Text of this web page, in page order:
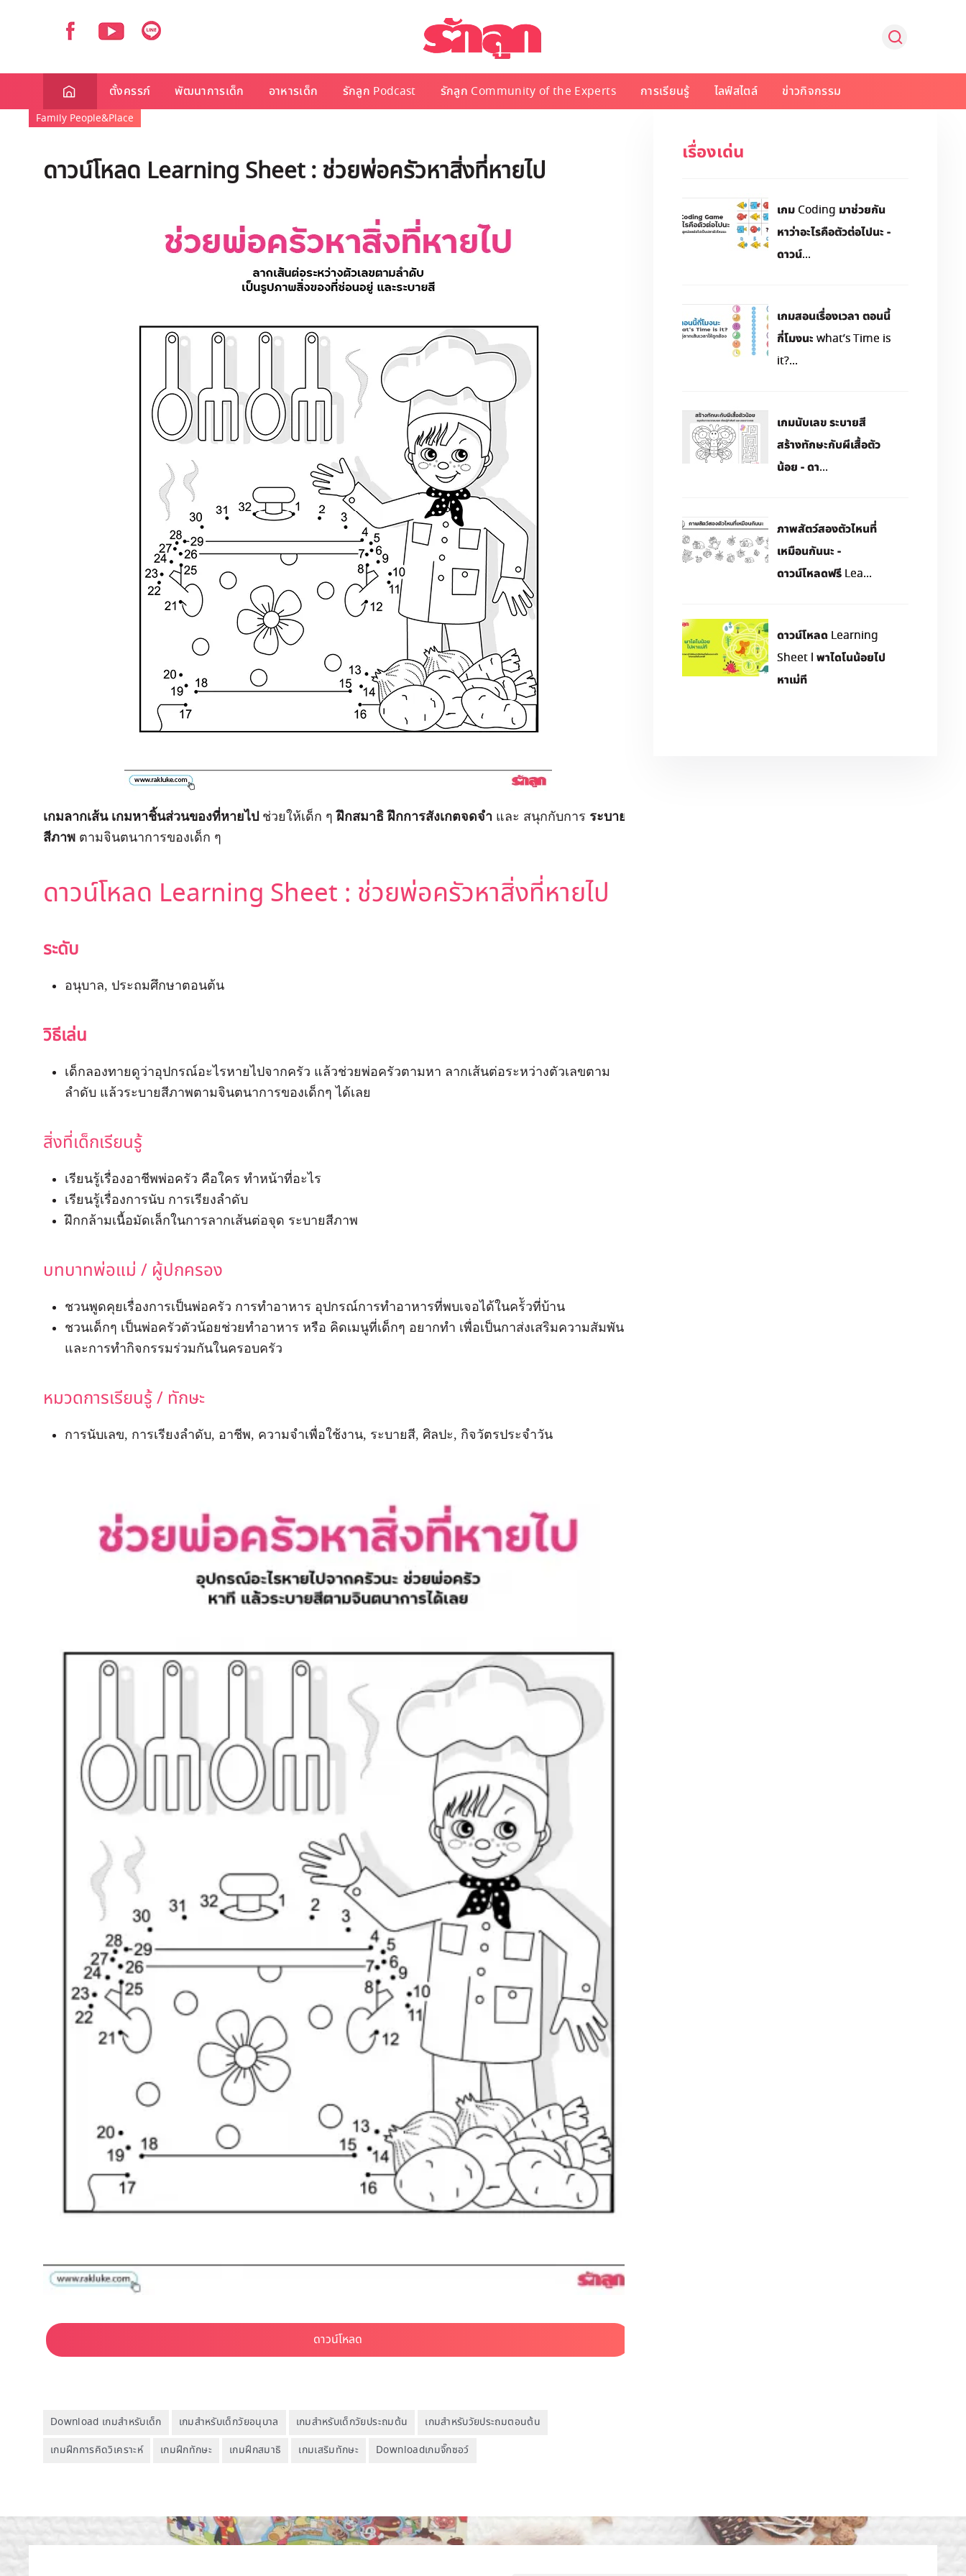
ตั้งครรภ์ พัฒนาการเด็ก อาหารเด็ก รักลูก Podcast รักลูก Community of the Experts การเรียนรู้ ไลฟ์สไตล์ ข่าวกิจกรรม
Family People&Place
ดาวน์โหลด Learning Sheet : ช่วยพ่อครัวหาสิ่งที่หายไป
เกมลากเส้น เกมหาชิ้นส่วนของที่หายไป ช่วยให้เด็ก ๆฝึกสมาธิ ฝึกการสังเกตจดจำ และ สนุกกับการ ระบาย
สีภาพ ตามจินตนาการของเด็ก ๆ
ดาวน์โหลด Learning Sheet : ช่วยพ่อครัวหาสิ่งที่หายไป
ระดับ
อนุบาล, ประถมศึกษาตอนต้น
วิธีเล่น
เด็กลองทายดูว่าอุปกรณ์อะไรหายไปจากครัว แล้วช่วยพ่อครัวตามหา ลากเส้นต่อระหว่างตัวเลขตาม
ลำดับ แล้วระบายสีภาพตามจินตนาการของเด็กๆ ได้เลย
สิ่งที่เด็กเรียนรู้
เรียนรู้เรื่องอาชีพพ่อครัว คือใคร ทำหน้าที่อะไร
เรียนรู้เรื่องการนับ การเรียงลำดับ
ฝึกกล้ามเนื้อมัดเล็กในการลากเส้นต่อจุด ระบายสีภาพ
บทบาทพ่อแม่ / ผู้ปกครอง
ชวนพูดคุยเรื่องการเป็นพ่อครัว การทำอาหาร อุปกรณ์การทำอาหารที่พบเจอได้ในคร้ัวที่บ้าน
ชวนเด็กๆ เป็นพ่อครัวตัวน้อยช่วยทำอาหาร หรือ คิดเมนูที่เด็กๆ อยากทำ เพื่อเป็นกาส่งเสริมความสัมพันธ์
และการทำกิจกรรมร่วมกันในครอบครัว
หมวดการเรียนรู้ / ทักษะ
การนับเลข, การเรียงลำดับ, อาชีพ, ความจำเพื่อใช้งาน, ระบายสี, ศิลปะ, กิจวัตรประจำวัน
Download เกมสำหรับเด็ก เกมสำหรับเด็กวัยอนุบาล เกมสำหรับเด็กวัยประถมต้น
เกมสำหรับวัยประถมตอนต้น
เกมฝึกการคิดวิเคราะห์
เกมฝึกทักษะ เกมฝึกสมาธิ เกมเสริมทักษะ Downloadเกมจิ๊กซอว์
เรื่องเด่น
เกม Coding มาช่วยกัน
หาว่าอะไรคือตัวต่อไปนะ -
ดาวน์...
เกมสอนเรื่องเวลา ตอนนี้
กี่โมงนะ what’s Time is
it?...
เกมนับเลข ระบายสี
สร้างทักษะกับผีเสื้อตัว
น้อย - ดา...
ภาพสัตว์สองตัวไหนที่
เหมือนกันนะ -
ดาวน์โหลดฟรี Lea...
ดาวน์โหลด Learning
Sheet l พาไดโนน้อยไป
หาเม่ที